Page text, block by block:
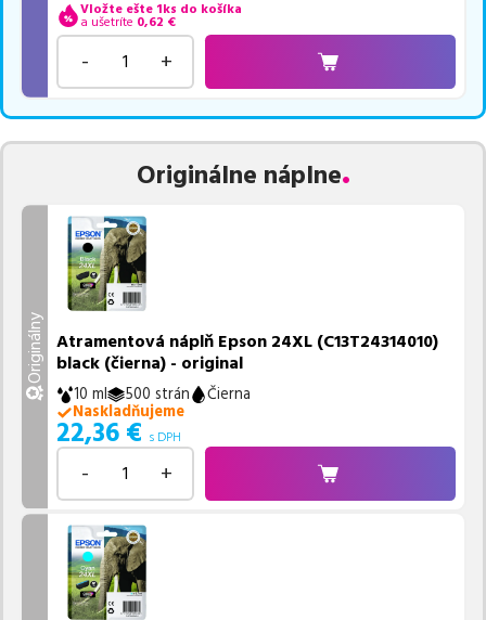
Vložte ešte 1ks do košíka
a ušetríte 0,62 €
- +
Originálne náplne
Originálny Atramentová náplň Epson 24XL (C13T24314010)
black (čierna) - original
10 ml 500 strán
Čierna
Naskladňujeme
22,36 € s DPH
- +